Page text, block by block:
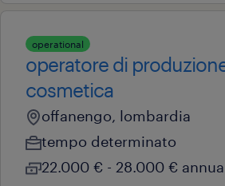
operational
operatore di
cosmetica
offanengo, lombardia
tempo determinato
22.000 € - 28.000 €